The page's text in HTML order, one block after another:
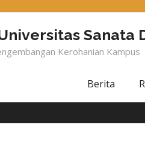
Sanata
Kerohanian Kampus
Berita